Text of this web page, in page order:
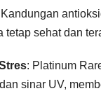
tetap sehat dan
: Platinum
sinar UV,